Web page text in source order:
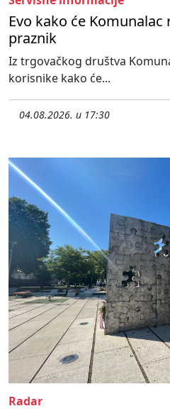
Evo kako će
praznik
Iz trgovačkog društva
korisnike kako će...
04.08.2026. u 17:30
Radar